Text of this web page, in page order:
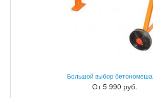
Большой выбор
От 5 990 руб.